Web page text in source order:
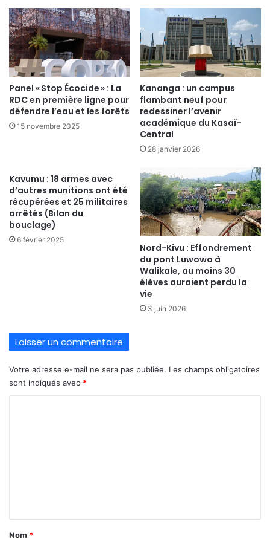
Panel « Stop Écocide » : La
RDC en première ligne pour
défendre l’eau et les forêts
15 novembre 2025
Kananga : un campus
flambant neuf pour
redessiner l’avenir
académique du Kasaï-
Central
28 janvier 2026
Kavumu : 18 armes avec
d’autres munitions ont été
récupérées et 25 militaires
arrêtés (Bilan du
bouclage)
6 février 2025
Nord-Kivu : Effondrement
du pont Luwowo à
Walikale, au moins 30
élèves auraient perdu la
vie
3 juin 2026
Laisser un commentaire
Votre adresse e-mail ne sera pas publiée. Les champs obligatoires
sont indiqués avec *
a
Nom *